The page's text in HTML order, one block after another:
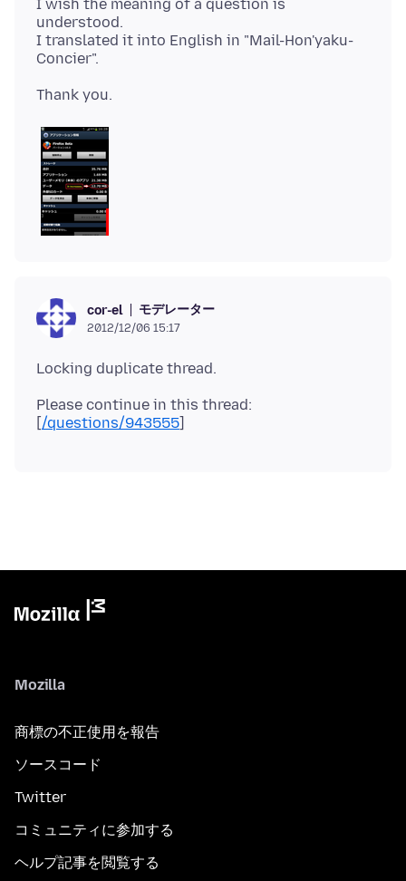
I wish the meaning of a question is
understood.
I translated it into English in "Mail-Hon'yaku-
cor-el モデレーター
2012/12/06 15:17
Please continue in this thread:
[/questions/943555
Mozilla
商標の不正使用を報告
ソースコード
Twitter
コミュニティに参加する
ヘルプ記事を閲覧する